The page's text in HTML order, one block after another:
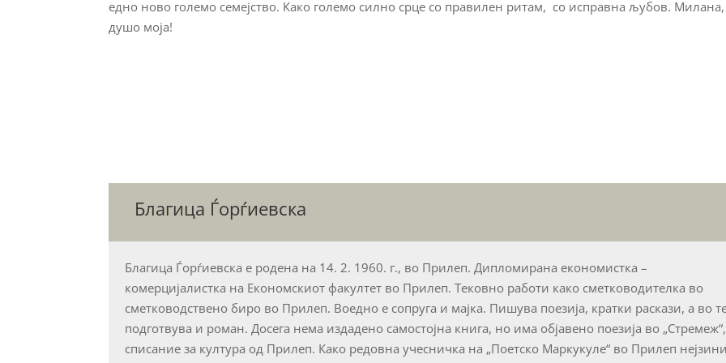
едно ново големо семејство. Како големо силно срце со правилен ритам, со исправна љубов. Милана,
душо моја!
Благица Ѓорѓиевска
Благица Ѓорѓиевска е родена на 14. 2. 1960. г., во Прилеп. Дипломирана економистка –
комерцијалистка на Економскиот факултет во Прилеп. Тековно работи како сметководителка во
сметководствено биро во Прилеп. Воедно е сопруга и мајка. Пишува поезија, кратки раскази, а во
подготвува и роман. Досега нема издадено самостојна книга, но има објавено поезија во „Стремеж“,
списание за култура од Прилеп. Како редовна учесничка на „Поетско Маркукуле“ во Прилеп